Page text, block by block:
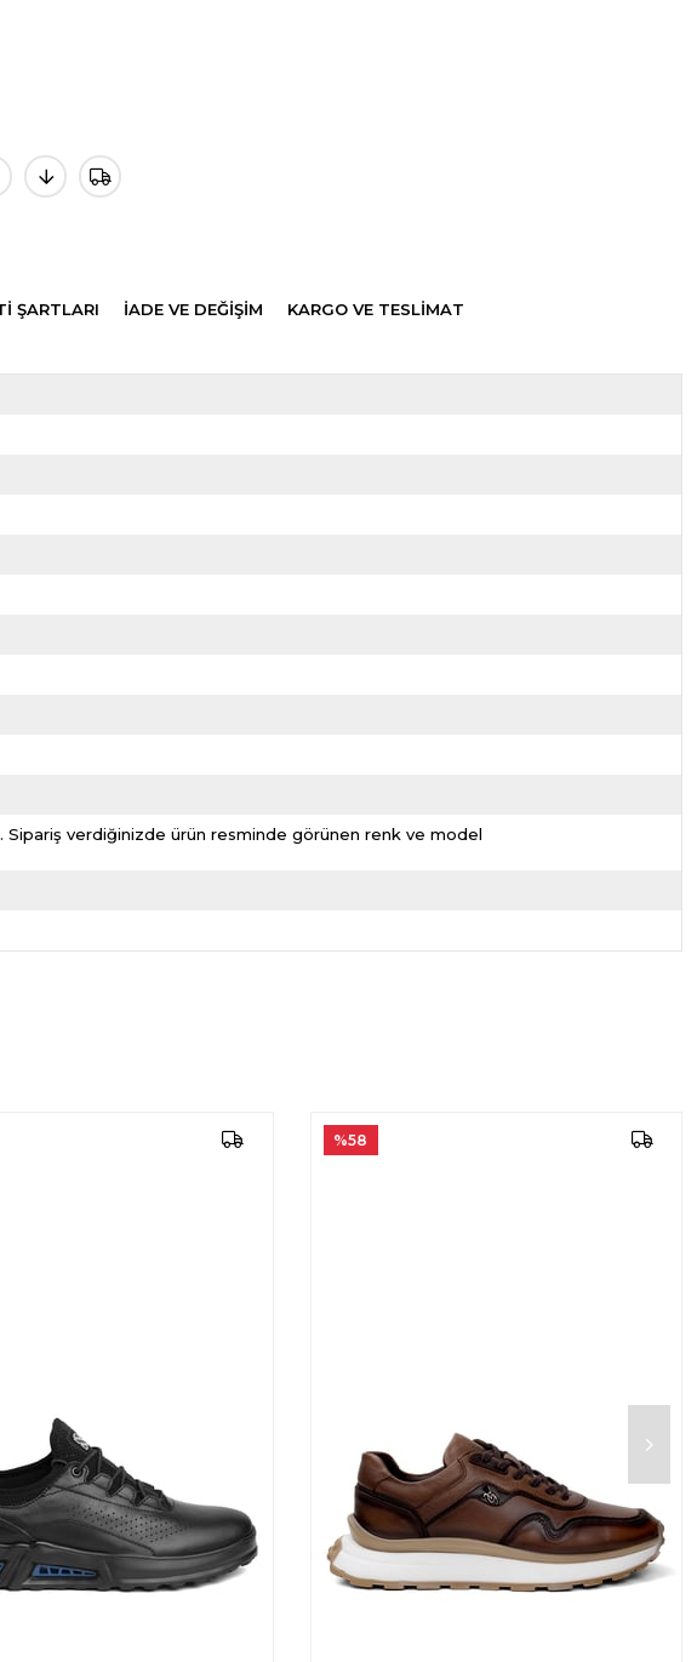
ŞARTLARI İADE VE DEĞİŞİM KARGO VE TESLİMAT
Sipariş verdiğinizde ürün resminde görünen renk ve model
%58